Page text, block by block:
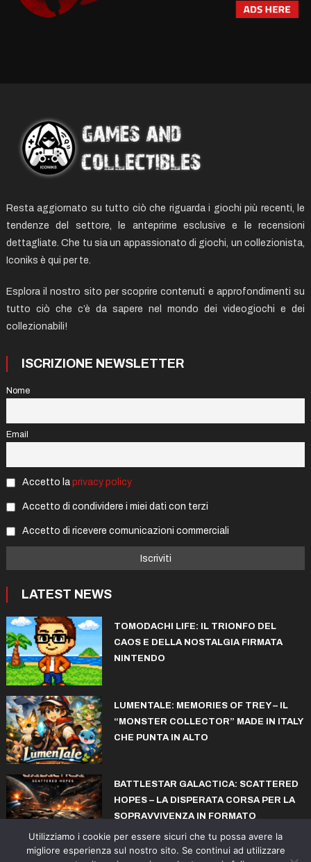
Resta aggiornato su tutto ciò che riguarda i giochi più recenti, le
tendenze del settore, le anteprime esclusive e le recensioni
dettagliate. Che tu sia un appassionato di giochi, un collezionista,
Iconiks è qui per te.
Esplora il nostro sito per scoprire contenuti e approfondimenti su
tutto ciò che c’è da sapere nel mondo dei videogiochi e dei
collezionabili!
ISCRIZIONE NEWSLETTER
Nome
Email
Accetto la privacy policy
Accetto di condividere i miei dati con terzi
Accetto di ricevere comunicazioni commerciali
LATEST NEWS
TOMODACHI LIFE: IL TRIONFO DEL
CAOS E DELLA NOSTALGIA FIRMATA
NINTENDO
LUMENTALE: MEMORIES OF TREY – IL
“MONSTER COLLECTOR” MADE IN ITALY
CHE PUNTA IN ALTO
BATTLESTAR GALACTICA: SCATTERED
HOPES – LA DISPERATA CORSA PER LA
SOPRAVVIVENZA IN FORMATO
ROGUELITE
Utilizziamo i cookie per essere sicuri che tu possa avere la
migliore esperienza sul nostro sito. Se continui ad utilizzare